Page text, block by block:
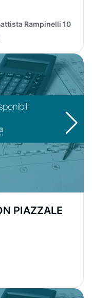
Rampinelli 10
PIAZZALE